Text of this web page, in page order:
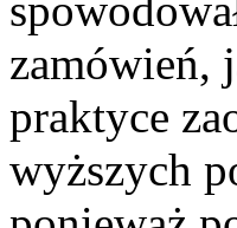
zamówień,
praktyce
wyższych